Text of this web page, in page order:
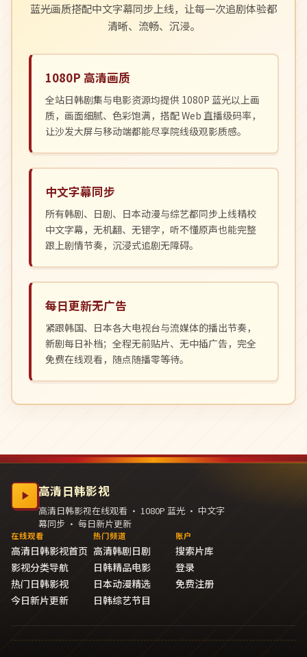
蓝光画质搭配中文字幕同步上线，让每一次追剧体验都
清晰、流畅、沉浸。
1080P 高清画质
全站日韩剧集与电影资源均提供 1080P 蓝光以上画
质，画面细腻、色彩饱满，搭配 Web 直播级码率，
让沙发大屏与移动端都能尽享院线级观影质感。
中文字幕同步
所有韩剧、日剧、日本动漫与综艺都同步上线精校
中文字幕，无机翻、无错字，听不懂原声也能完整
跟上剧情节奏，沉浸式追剧无障碍。
每日更新无广告
紧跟韩国、日本各大电视台与流媒体的播出节奏，
新剧每日补档；全程无前贴片、无中插广告，完全
免费在线观看，随点随播零等待。
高清日韩影视
高清日韩影视在线观看 · 1080P 蓝光 · 中文字
幕同步 · 每日新片更新
在线观看
高清日韩影视首页
影视分类导航
热门日韩影视
今日新片更新
热门频道
高清韩剧日剧
日韩精品电影
日本动漫精选
日韩综艺节目
账户
搜索片库
登录
免费注册